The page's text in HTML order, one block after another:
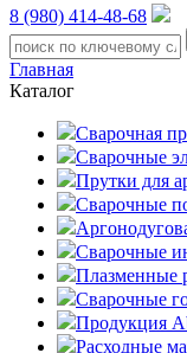
8 (980) 414-48-68
Главная
Каталог
Сварочная
Сварочные
Прутки для
Сварочные
Сварочные
Плазменные
Сварочные
Продукция
Расходные